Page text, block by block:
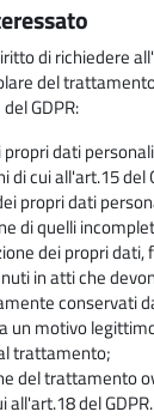
di richiedere
del
GDPR:
propri dati
di cui all'art.15 del
propri dati
di quelli
dei propri
in atti che
conservati
un motivo
trattamento;
del trattamento
all'art.18 del GDPR.